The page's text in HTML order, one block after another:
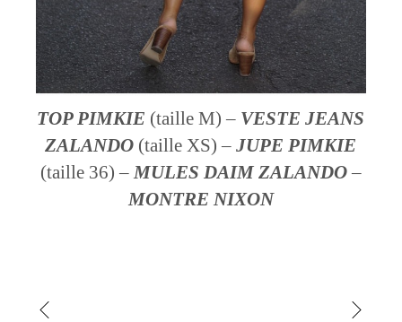
TOP PIMKIE (taille M) – VESTE JEANS
ZALANDO (taille XS) –JUPE PIMKIE
(taille 36) – MULES DAIMZALANDO–
MONTRE NIXON